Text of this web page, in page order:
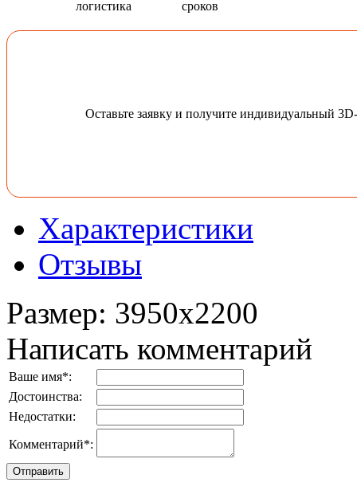
логистика сроков
Оставьте заявку и получите индивидуальный
Характеристики
Отзывы
Размер: 3950x2200
Написать комментарий
Ваше имя*:
Достоинства:
Недостатки:
Комментарий*: